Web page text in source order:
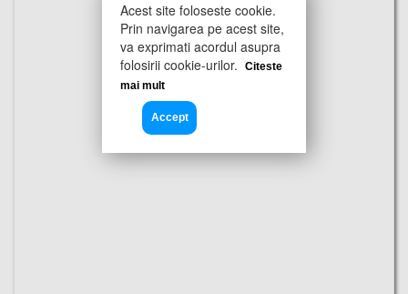
Acest site foloseste cookie.
Prin navigarea pe acest site,
va exprimati acordul asupra
folosirii cookie-urilor.
Citeste
mai mult
Accept